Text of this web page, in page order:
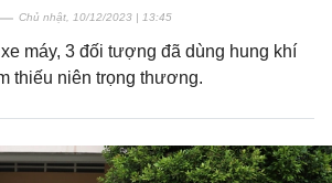
Chủ nhật, 10/12/2023 | 13:45
máy, 3 đối tượng đã dùng hung khí
thiếu niên trọng thương.